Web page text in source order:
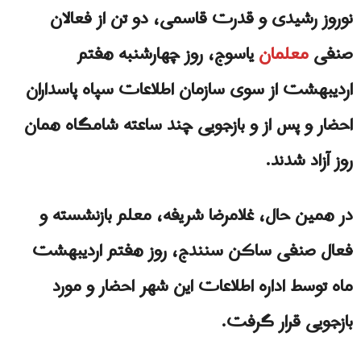
نوروز رشیدی و قدرت قاسمی، دو تن از فعالان
صنفیمعلمانیاسوج، روز چهارشنبه هفتم
اردیبهشت از سوی سازمان اطلاعات سپاه پاسداران
احضار و پس از و بازجویی چند ساعته شامگاه همان
روز آزاد شدند.
در همین حال، غلامرضا شریفه، معلم بازنشسته و
فعال صنفی ساکن سنندج، روز هفتم اردیبهشت
ماه توسط اداره اطلاعات این شهر احضار و مورد
بازجویی قرار گرفت.